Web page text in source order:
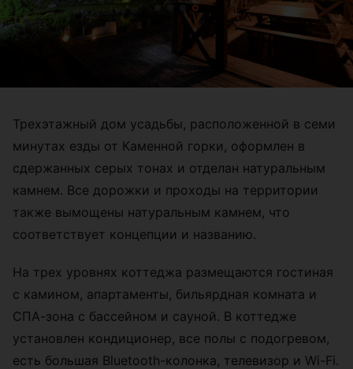
Трехэтажный дом усадьбы, расположенной в семи
минутах езды от Каменной горки, оформлен в
сдержанных серых тонах и отделан натуральным
камнем. Все дорожки и проходы на территории
также вымощены натуральным камнем, что
соответствует концепции и названию.
На трех уровнях коттеджа размещаются гостиная
с камином, апартаменты, бильярдная комната и
СПА-зона с бассейном и сауной. В коттедже
установлен кондиционер, все полы с подогревом,
есть большая Bluetooth-колонка, телевизор и Wi-Fi.